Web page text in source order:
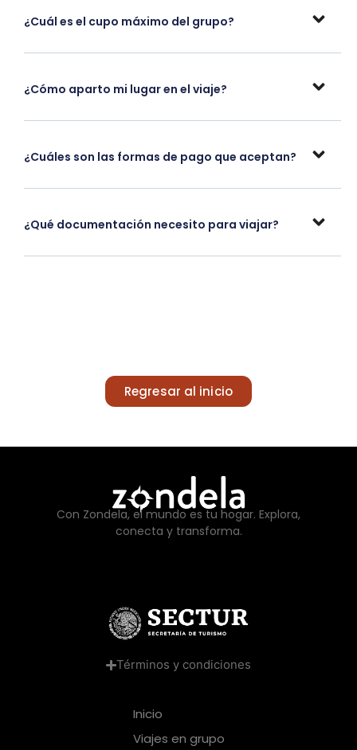
¿Cuál es el cupo máximo del grupo?
¿Cómo aparto mi lugar en el viaje?
¿Cuáles son las formas de pago que aceptan?
¿Qué documentación necesito para viajar?
Regresar al inicio
Con Zondela, el mundo es tu hogar. Explora,
conecta y transforma.
Términos y condiciones
Inicio
Viajes en grupo